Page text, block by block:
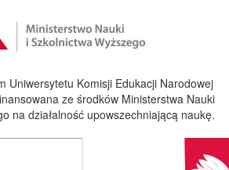
Uniwersytetu Komisji Edukacji Narodowej
ze środków Ministerstwa Nauki
na działalność upowszechniającą naukę.